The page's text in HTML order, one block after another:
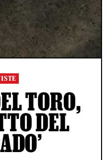
TORO,
DEL